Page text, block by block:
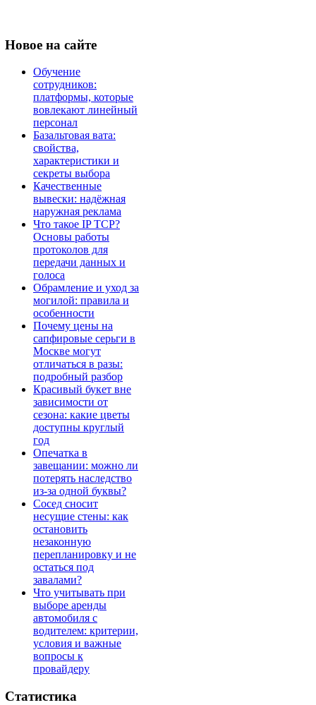
Новое на сайте
Обучение
сотрудников:
платформы, которые
вовлекают линейный
персонал
Базальтовая вата:
свойства,
характеристики и
секреты выбора
Качественные
вывески: надёжная
наружная реклама
Что такое IP TCP?
Основы работы
протоколов для
передачи данных и
голоса
Обрамление и уход за
могилой: правила и
особенности
Почему цены на
сапфировые серьги в
Москве могут
отличаться в разы:
подробный разбор
Красивый букет вне
зависимости от
сезона: какие цветы
доступны круглый
год
Опечатка в
завещании: можно ли
потерять наследство
из-за одной буквы?
Сосед сносит
несущие стены: как
остановить
незаконную
перепланировку и не
остаться под
завалами?
Что учитывать при
выборе аренды
автомобиля с
водителем: критерии,
условия и важные
вопросы к
провайдеру
Статистика